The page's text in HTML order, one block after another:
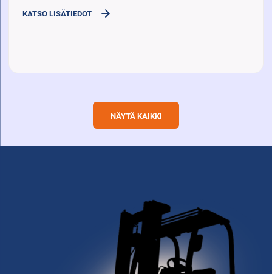
KATSO LISÄTIEDOT
NÄYTÄ KAIKKI